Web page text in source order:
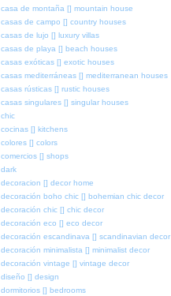
casa de montaña [] mountain house
casas de campo [] country houses
casas de lujo [] luxury villas
casas de playa [] beach houses
casas exóticas [] exotic houses
casas mediterráneas [] mediterranean houses
casas rústicas [] rustic houses
casas singulares [] singular houses
chic
cocinas [] kitchens
colores [] colors
comercios [] shops
dark
decoracion [] decor home
decoración boho chic [] bohemian chic decor
decoración chic [] chic decor
decoración eco [] eco decor
decoración escandinava [] scandinavian decor
decoración minimalista [] minimalist decor
decoración vintage [] vintage decor
diseño [] design
dormitorios [] bedrooms